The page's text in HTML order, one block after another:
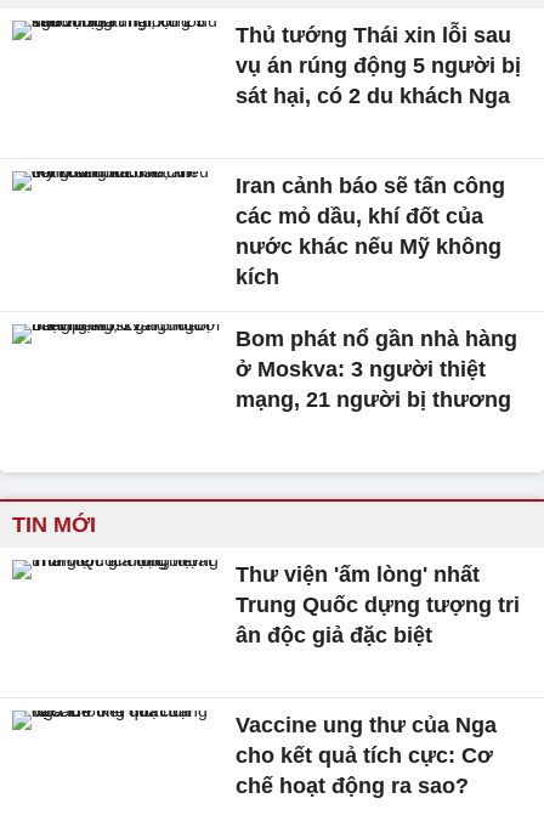
Thủ tướng Thái xin lỗi sau
vụ án rúng động 5 người bị
sát hại, có 2 du khách Nga
Iran cảnh báo sẽ tấn công
các mỏ dầu, khí đốt của
nước khác nếu Mỹ không
kích
Bom phát nổ gần nhà hàng
ở Moskva: 3 người thiệt
mạng, 21 người bị thương
TIN MỚI
Thư viện 'ấm lòng' nhất
Trung Quốc dựng tượng tri
ân độc giả đặc biệt
Vaccine ung thư của Nga
cho kết quả tích cực: Cơ
chế hoạt động ra sao?